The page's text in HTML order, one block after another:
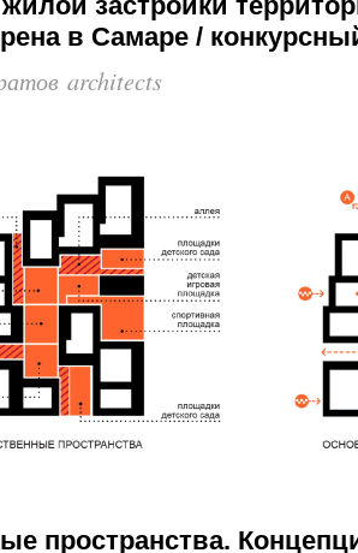
в Самаре /
architects
пространства.